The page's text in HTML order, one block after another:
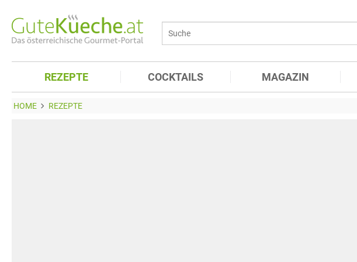
REZEPTE COCKTAILS MAGAZIN
HOME REZEPTE